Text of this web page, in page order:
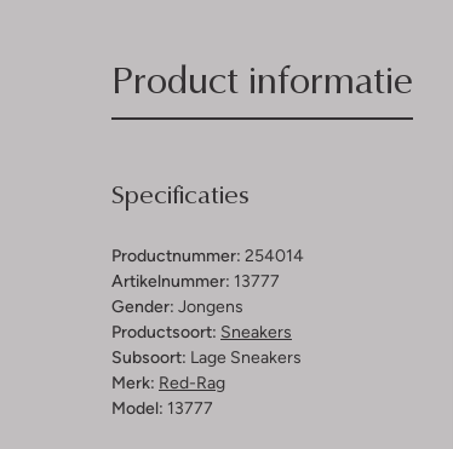
Product informatie
Specificaties
Productnummer: 254014
Artikelnummer: 13777
Gender: Jongens
Productsoort: Sneakers
Subsoort: Lage Sneakers
Merk: Red-Rag
Model: 13777